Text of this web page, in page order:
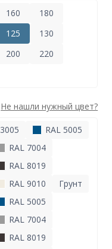
160
180
125
130
200
220
Не нашли нужный цвет?
RAL 5005
RAL 7004
RAL 8019
RAL 9010
Грунт
RAL 5005
RAL 7004
RAL 8019